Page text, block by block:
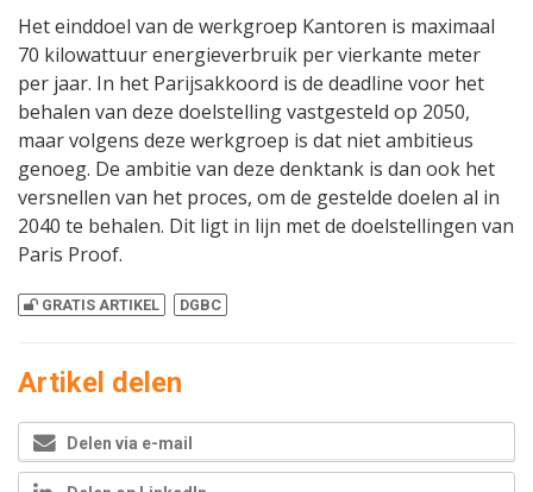
Het einddoel van de werkgroep Kantoren is maximaal
70 kilowattuur energieverbruik per vierkante meter
per jaar. In het Parijsakkoord is de deadline voor het
behalen van deze doelstelling vastgesteld op 2050,
maar volgens deze werkgroep is dat niet ambitieus
genoeg. De ambitie van deze denktank is dan ook het
versnellen van het proces, om de gestelde doelen al in
2040 te behalen. Dit ligt in lijn met de doelstellingen van
Paris Proof.
GRATIS ARTIKEL DGBC
Artikel delen
Delen via e-mail